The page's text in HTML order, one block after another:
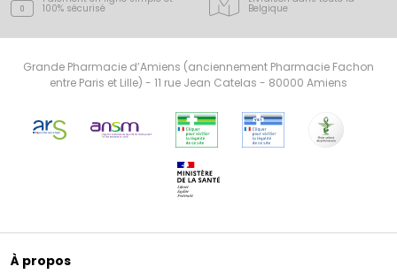
100% sécurisé Belgique
Grande Pharmacie d’Amiens (anciennement Pharmacie Fachon
entre Paris et Lille) - 11 rue Jean Catelas - 80000 Amiens
À propos